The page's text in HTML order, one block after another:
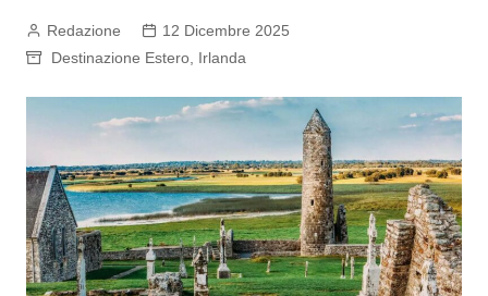
Redazione
12 Dicembre 2025
Destinazione Estero, Irlanda